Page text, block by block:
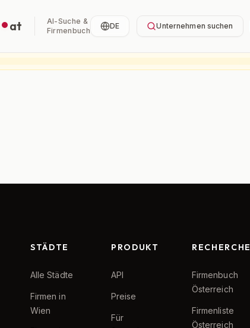
at
AI-Suche &
Firmenbuch
DE Unternehmen suchen
STÄDTE
Alle Städte
Firmen in
Wien
PRODUKT
API
Preise
Für
RECHERCHE
Firmenbuch
Österreich
Firmenliste
Österreich